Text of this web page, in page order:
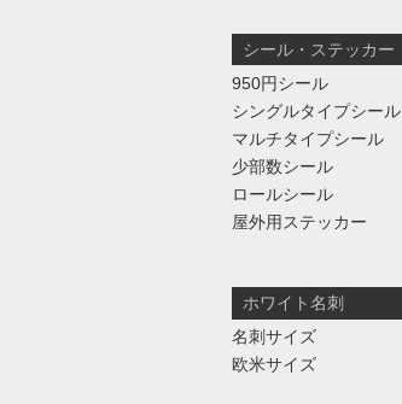
シール・ステッカー
950円シール
シングルタイプシール
マルチタイプシール
少部数シール
ロールシール
屋外用ステッカー
ホワイト名刺
名刺サイズ
欧米サイズ